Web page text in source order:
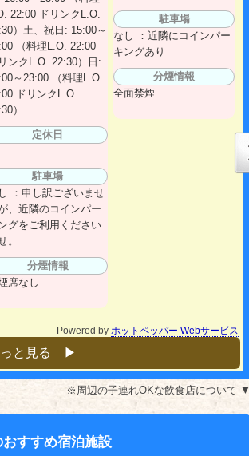
22:00 ドリンクL.O.
）土、祝日: 15:00～
（料理L.O. 22:00
ンクL.O. 22:30）日:
～23:00 （料理L.O.
ドリンクL.O.
）
定休日
駐車場
：申し訳ございませ
、近隣のコインパー
グをご利用ください
。...
分煙情報
席なし
駐車場
なし ：近隣にコインパー
キングあり
分煙情報
全面禁煙
Powered by ホットペッパー Webサービス
っと見る ▶︎
※周辺の子連れOKな飲食店について ▼
すすめ宿泊施設